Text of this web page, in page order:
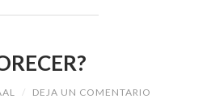
/ DEJA UN COMENTARIO